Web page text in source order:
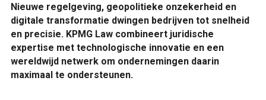
Nieuwe regelgeving, geopolitieke onzekerheid en
digitale transformatie dwingen bedrijven tot snelheid
en precisie. KPMG Law combineert juridische
expertise met technologische innovatie en een
wereldwijd netwerk om ondernemingen daarin
maximaal te ondersteunen.